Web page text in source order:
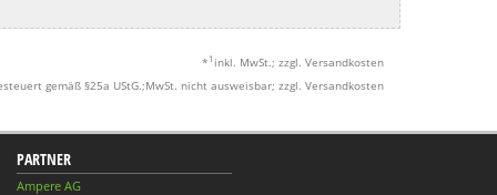
* 1 inkl. MwSt.; zzgl. Versandkosten
gemäß §25a UStG.;MwSt. nicht ausweisbar; zzgl. Versandkosten
PARTNER
Ampere AG